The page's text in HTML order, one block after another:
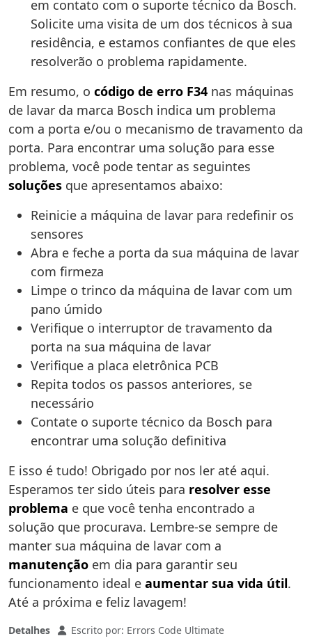
em contato com o suporte técnico da Bosch.
Solicite uma visita de um dos técnicos à sua
residência, e estamos confiantes de que eles
resolverão o problema rapidamente.
Em resumo, o código de erro F34 nas máquinas
de lavar da marca Bosch indica um problema
com a porta e/ou o mecanismo de travamento da
porta. Para encontrar uma solução para esse
problema, você pode tentar as seguintes
soluções que apresentamos abaixo:
Reinicie a máquina de lavar para redefinir os
sensores
Abra e feche a porta da sua máquina de lavar
com firmeza
Limpe o trinco da máquina de lavar com um
pano úmido
Verifique o interruptor de travamento da
porta na sua máquina de lavar
Verifique a placa eletrônica PCB
Repita todos os passos anteriores, se
necessário
Contate o suporte técnico da Bosch para
encontrar uma solução definitiva
E isso é tudo! Obrigado por nos ler até aqui.
Esperamos ter sido úteis para resolver esse
problema e que você tenha encontrado a
solução que procurava. Lembre-se sempre de
manter sua máquina de lavar com a
manutenção em dia para garantir seu
funcionamento ideal e aumentar sua vida útil.
Até a próxima e feliz lavagem!
Detalhes Escrito por: Errors Code Ultimate